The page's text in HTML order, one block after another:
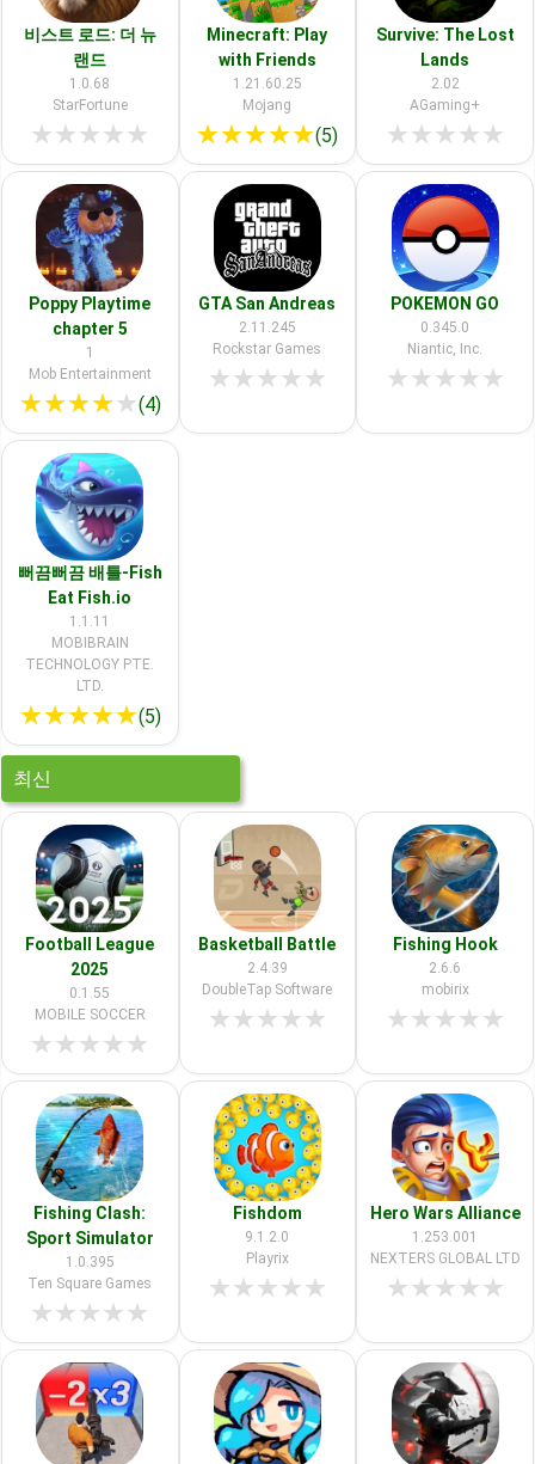
비스트 로드: 더 뉴
랜드
1.0.68
StarFortune
★★★★★
Minecraft: Play
with Friends
1.21.60.25
Mojang
★★★★★(5)
Survive: The Lost
Lands
2.02
AGaming+
★★★★★
Poppy Playtime
chapter 5
1
Mob Entertainment
★★★★★(4)
GTA San Andreas
2.11.245
Rockstar Games
★★★★★
POKEMON GO
0.345.0
Niantic, Inc.
★★★★★
뻐끔뻐끔 배틀-Fish
Eat Fish.io
1.1.11
MOBIBRAIN
TECHNOLOGY PTE.
LTD.
★★★★★(5)
최신
Football League
2025
0.1.55
MOBILE SOCCER
★★★★★
Basketball Battle
2.4.39
DoubleTap Software
★★★★★
Fishing Hook
2.6.6
mobirix
★★★★★
Fishing Clash:
Sport Simulator
1.0.395
Ten Square Games
★★★★★
Fishdom
9.1.2.0
Playrix
★★★★★
Hero Wars Alliance
1.253.001
NEXTERS GLOBAL LTD
★★★★★